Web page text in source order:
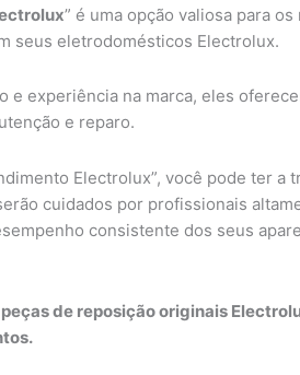
” é uma opção valiosa para
seus eletrodomésticos Electrolux.
e experiência na marca, eles
e reparo.
Electrolux”, você pode ter a
cuidados por profissionais
consistente dos seus
de reposição originais